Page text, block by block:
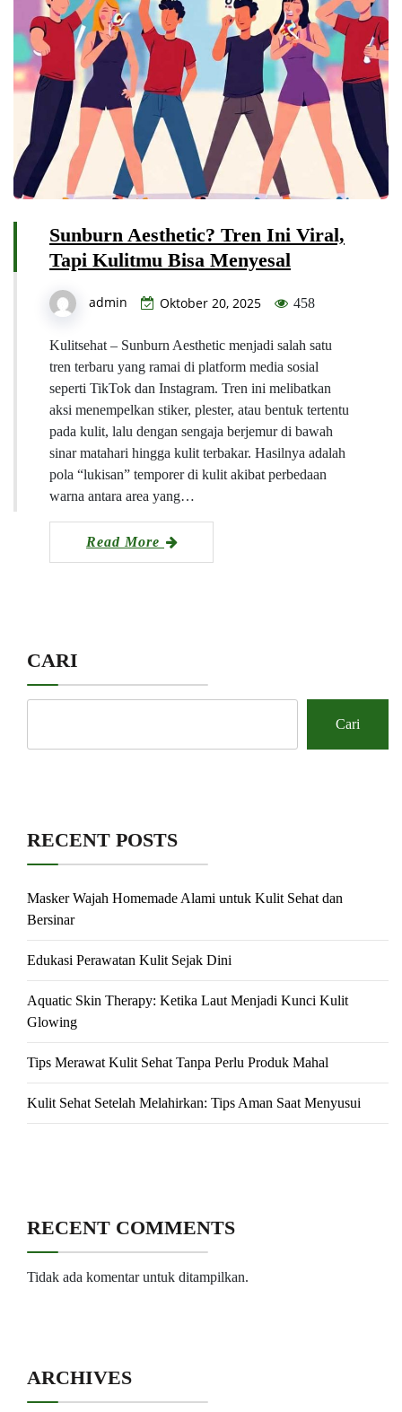
Sunburn Aesthetic? Tren Ini Viral,
Tapi Kulitmu Bisa Menyesal
admin Oktober 20, 2025 458
Kulitsehat – Sunburn Aesthetic menjadi salah satu
tren terbaru yang ramai di platform media sosial
seperti TikTok dan Instagram. Tren ini melibatkan
aksi menempelkan stiker, plester, atau bentuk tertentu
pada kulit, lalu dengan sengaja berjemur di bawah
sinar matahari hingga kulit terbakar. Hasilnya adalah
pola “lukisan” temporer di kulit akibat perbedaan
warna antara area yang…
Read More
CARI
Cari
RECENT POSTS
Masker Wajah Homemade Alami untuk Kulit Sehat dan
Bersinar
Edukasi Perawatan Kulit Sejak Dini
Aquatic Skin Therapy: Ketika Laut Menjadi Kunci Kulit
Glowing
Tips Merawat Kulit Sehat Tanpa Perlu Produk Mahal
Kulit Sehat Setelah Melahirkan: Tips Aman Saat Menyusui
RECENT COMMENTS
Tidak ada komentar untuk ditampilkan.
ARCHIVES